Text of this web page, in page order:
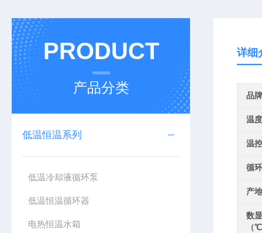
PRODUCT
产品分类
低温恒温系列
低温冷却液循环泵
低温恒温循环器
电热恒温水箱
详细
品牌
温
温
循
产
数
（